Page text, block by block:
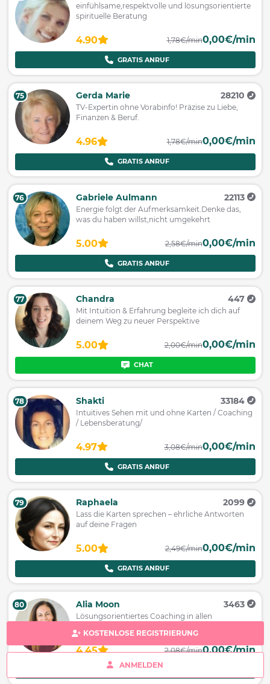
KOSTENLOSE REGISTRIERUNG
ANMELDEN
einfühlsame,respektvolle und lösungsorientierte
spirituelle Beratung
4.90 1,78€/min0,00€/min
GRATIS ANRUF
75 Gerda Marie 28210
TV-Expertin ohne Vorabinfo! Präzise zu Liebe,
Finanzen & Beruf.
4.96 1,78€/min0,00€/min
GRATIS ANRUF
76 Gabriele Aulmann 22113
Energie folgt der Aufmerksamkeit.Denke das,
was du haben willst,nicht umgekehrt
5.00 2,58€/min0,00€/min
GRATIS ANRUF
77 Chandra 447
Mit Intuition & Erfahrung begleite ich dich auf
deinem Weg zu neuer Perspektive
5.00 2,00€/min0,00€/min
CHAT
78 Shakti 33184
Intuitives Sehen mit und ohne Karten / Coaching
/ Lebensberatung/
4.97 3,08€/min0,00€/min
GRATIS ANRUF
79 Raphaela 2099
Lass die Karten sprechen – ehrliche Antworten
auf deine Fragen
5.00 2,49€/min0,00€/min
GRATIS ANRUF
80 Alia Moon 3463
Lösungsorientiertes Coaching in allen
4.45 2,08€/min0,00€/min
GRATIS ANRUF